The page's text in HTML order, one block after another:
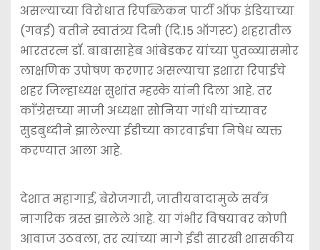
असल्याच्या विरोधात रिपब्लिकन पार्टी ऑफ इंडियाच्या
(गवई) वतीने स्वातंत्र्य दिनी (दि.15 ऑगस्ट) शहरातील
भारतरत्न डॉ. बाबासाहेब आंबेडकर यांच्या पुतळ्यासमोर
लाक्षणिक उपोषण करणार असल्याचा इशारा रिपाईचे
शहर जिल्हाध्यक्ष सुशांत म्हस्के यांनी दिला आहे. तर
काँग्रेसच्या माजी अध्यक्षा सोनिया गांधी यांच्यावर
सुडबुध्दीने झालेल्या ईडीच्या कारवाईचा निषेध व्यक्त
करण्यात आला आहे.
देशात महागाई, बेरोजगारी, जातीयवादामुळे सर्वत्र
नागरिक त्रस्त झालेले आहे. या गंभीर विषयावर कोणी
आवाज उठवला, तर त्यांच्या मागे ईडी सारखी शासकीय